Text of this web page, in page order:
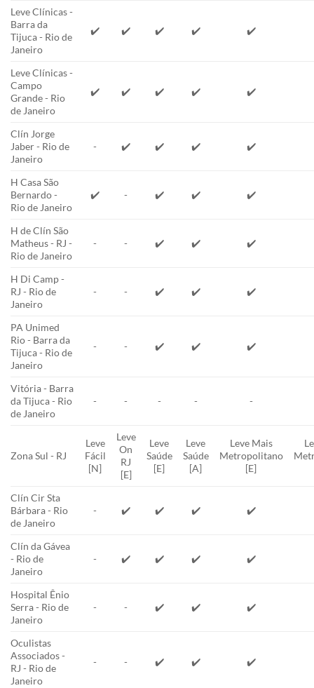
Leve Clínicas -
Barra da
Tijuca - Rio de
Janeiro
✔️ ✔️ ✔️ ✔️ ✔️
Leve Clínicas -
Campo
Grande - Rio
de Janeiro
✔️ ✔️ ✔️ ✔️ ✔️
Clín Jorge
Jaber - Rio de
Janeiro
- ✔️ ✔️ ✔️ ✔️
H Casa São
Bernardo -
Rio de Janeiro
✔️ - ✔️ ✔️ ✔️
H de Clín São
Matheus - RJ -
Rio de Janeiro
- - ✔️ ✔️ ✔️
H Di Camp -
RJ - Rio de
Janeiro
- - ✔️ ✔️ ✔️
PA Unimed
Rio - Barra da
Tijuca - Rio de
Janeiro
- - ✔️ ✔️ ✔️
Vitória - Barra
da Tijuca - Rio
de Janeiro
- - - - -
Zona Sul - RJ
Leve
Fácil
[N]
Leve
On
RJ
[E]
Leve
Saúde
[E]
Leve
Saúde
[A]
Leve Mais
Metropolitano
[E]
Clín Cir Sta
Bárbara - Rio
de Janeiro
- ✔️ ✔️ ✔️ ✔️
Clín da Gávea
- Rio de
Janeiro
- ✔️ ✔️ ✔️ ✔️
Hospital Ênio
Serra - Rio de
Janeiro
- - ✔️ ✔️ ✔️
Oculistas
Associados -
RJ - Rio de
Janeiro
- - ✔️ ✔️ ✔️